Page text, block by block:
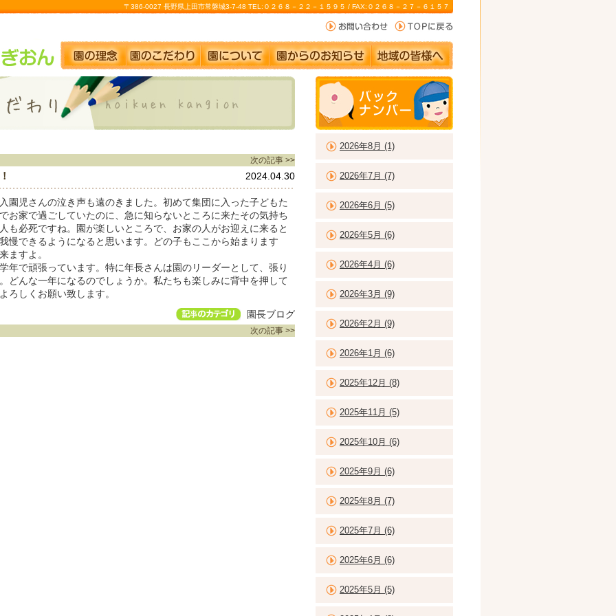
〒386-0027 長野県上田市常磐城3-7-48 TEL:０２６８－２２－１５９５ / FAX:０２６８－２７－６１５７
次の記事 >>
2024.04.30
園児さんの泣き声も遠のきました。初めて集団に入った子どもた
お家で過ごしていたのに、急に知らないところに来たその気持ち
も必死ですね。園が楽しいところで、お家の人がお迎えに来ると
慢できるようになると思います。どの子もここから始まります
ますよ。
年で頑張っています。特に年長さんは園のリーダーとして、張り
どんな一年になるのでしょうか。私たちも楽しみに背中を押して
ろしくお願い致します。
園長ブログ
次の記事 >>
2026年8月 (1)
2026年7月 (7)
2026年6月 (5)
2026年5月 (6)
2026年4月 (6)
2026年3月 (9)
2026年2月 (9)
2026年1月 (6)
2025年12月 (8)
2025年11月 (5)
2025年10月 (6)
2025年9月 (6)
2025年8月 (7)
2025年7月 (6)
2025年6月 (6)
2025年5月 (5)